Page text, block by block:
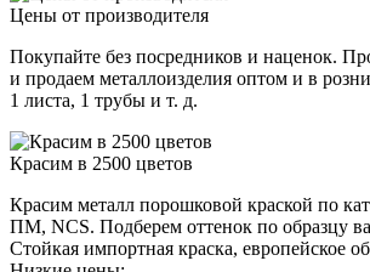
Цены от производителя
Покупайте без посредников и наценок.
и продаем металлоизделия оптом и в
1 листа, 1 трубы и т. д.
Красим в 2500 цветов
Красим металл порошковой краской по
ПМ, NCS. Подберем оттенок по образцу
Стойкая импортная краска, европейское